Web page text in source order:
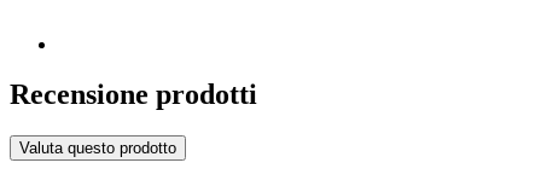
Recensione prodotti
Valuta questo prodotto